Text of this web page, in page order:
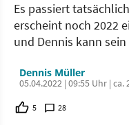
Es passiert
erscheint noch 2022
und Dennis kann
Dennis Müller
05.04.2022 | 09:55 Uhr |
5 28